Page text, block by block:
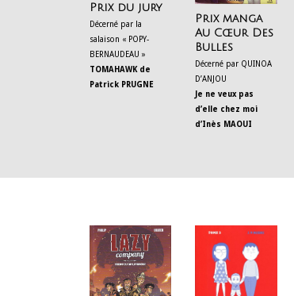
Prix du jury
Décerné par la
salaison « POPY-
BERNAUDEAU »
TOMAHAWK de
Patrick PRUGNE
Prix manga
Au Cœur Des
Bulles
Décerné par QUINOA
D’ANJOU
Je ne veux pas
d’elle chez moi
d’Inès MAOUI